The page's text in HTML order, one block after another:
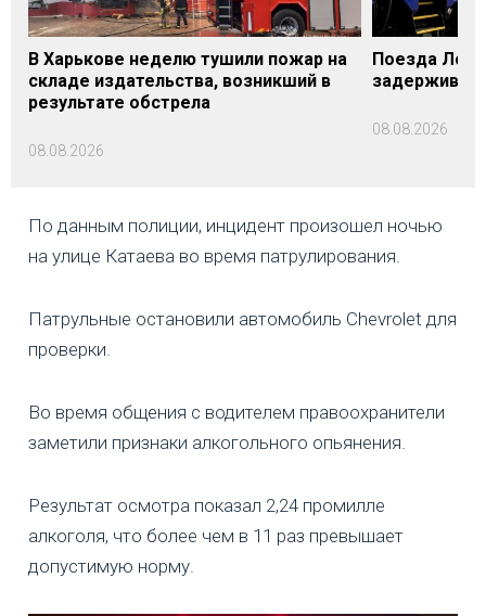
В Харькове неделю тушили пожар на
складе издательства, возникший в
результате обстрела
08.08.2026
Поезда
08.08.2026
По данным полиции, инцидент произошел ночью
на улице Катаева во время патрулирования.
Патрульные остановили автомобиль Chevrolet для
проверки.
Во время общения с водителем правоохранители
заметили признаки алкогольного опьянения.
Результат осмотра показал 2,24 промилле
алкоголя, что более чем в 11 раз превышает
допустимую норму.